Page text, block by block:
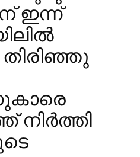
ഇന്ന്
തിരിഞ്ഞു
നിർത്തി